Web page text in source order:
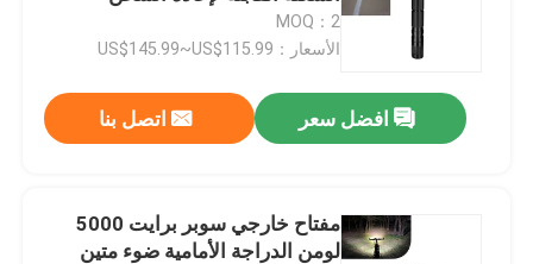
MOQ：2
الأسعار：US$145.99~US$115.99
افضل سعر اتصل بنا
مفتاح خارجي سوبر برايت 5000
لومن الدراجة الأمامية ضوء متين